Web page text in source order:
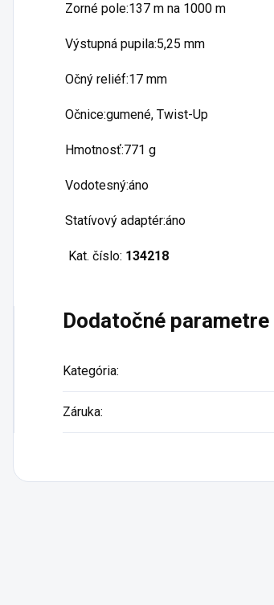
Zorné pole:137 m na 1000 m
Výstupná pupila:5,25 mm
Očný reliéf:17 mm
Očnice:gumené, Twist-Up
Hmotnosť:771 g
Vodotesný:áno
Statívový adaptér:áno
Kat. číslo: 134218
Dodatočné parametre
Kategória:
Záruka: